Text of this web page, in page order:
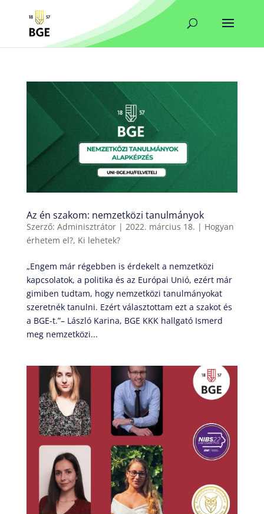
Az én szakom: nemzetközi tanulmányok
Szerző: Adminisztrátor| 2022. március 18. | Hogyan
érhetem el?, Ki lehetek?
„Engem már régebben is érdekelt a nemzetközi
kapcsolatok, a politika és az Európai Unió, ezért már
gimiben tudtam, hogy nemzetközi tanulmányokat
szeretnék tanulni. Ezért választottam ezt a szakot és
a BGE-t.”– László Karina, BGE KKK hallgató Ismerd
meg nemzetközi...